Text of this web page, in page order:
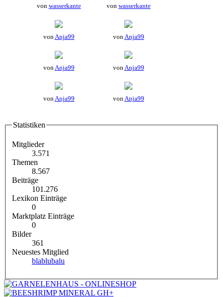
von wasserkante von wasserkante
von Anja99 von Anja99
von Anja99 von Anja99
von Anja99 von Anja99
Statistiken
Mitglieder
3.571
Themen
8.567
Beiträge
101.276
Lexikon Einträge
0
Marktplatz Einträge
0
Bilder
361
Neuestes Mitglied
blablubalu